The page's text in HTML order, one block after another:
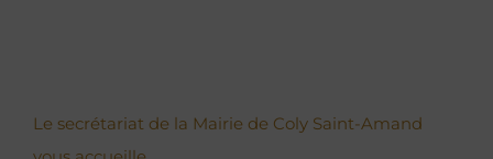
Le secrétariat de la Mairie de Coly Saint-Amand